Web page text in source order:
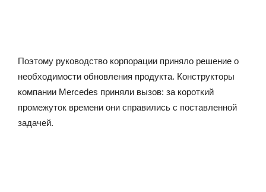
Поэтому руководство корпорации приняло решение о
необходимости обновления продукта. Конструкторы
компании Mercedes приняли вызов: за короткий
промежуток времени они справились с поставленной
задачей.